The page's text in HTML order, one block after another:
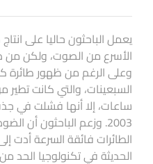
يعمل الباحثون حاليا على
الأسرع من الصوت، ولكن من
وعلى الرغم من ظهور طائرة
ساعات، إلا أنها فشلت في
2003. وزعم الباحثون أن
الطائرات فائقة السرعة أدت
الحديثة في تكنولوجيا